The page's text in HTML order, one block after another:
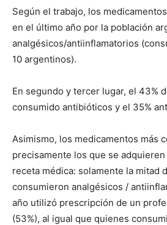
Según el trabajo, los
en el último año por la población
analgésicos/antiinflamatorios
10 argentinos).
En segundo y tercer lugar, el 43%
consumido antibióticos y el 35%
Asimismo, los medicamentos más
precisamente los que se
receta médica: solamente la mitad
consumieron analgésicos /
año utilizó prescripción de un
(53%), al igual que quienes